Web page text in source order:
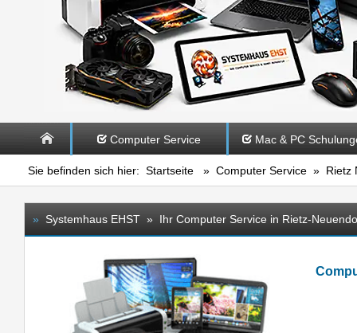
Computer Service Mac & PC
Sie befinden sich hier: Startseite » Computer Service » Rietz
» Systemhaus EHST » Ihr Computer Service in Rietz-